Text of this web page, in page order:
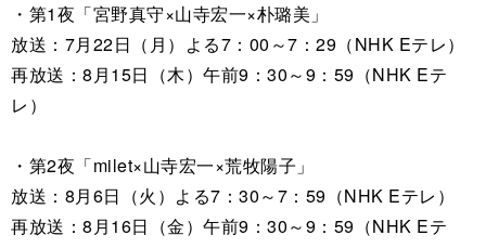
・第1夜「宮野真守×山寺宏一×朴璐美」
放送：7月22日（月）よる7：00～7：29（NHK Eテレ）
再放送：8月15日（木）午前9：30～9：59（NHK Eテ
レ）
・第2夜「milet×山寺宏一×荒牧陽子」
放送：8月6日（火）よる7：30～7：59（NHK Eテレ）
再放送：8月16日（金）午前9：30～9：59（NHK Eテ